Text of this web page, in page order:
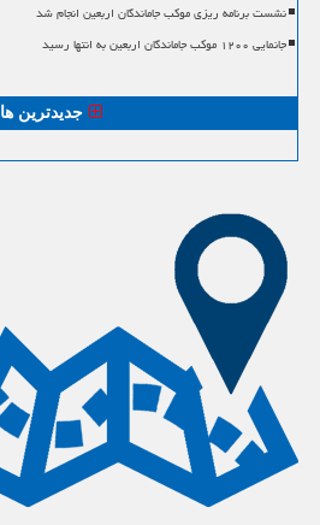
نشست برنامه ریزی موکب جاماندگان اربعین انجام شد
جانمایی ۱۲۰۰ موکب جاماندگان اربعین به انتها رسید
جدیدترین ها